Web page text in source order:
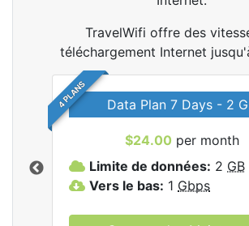
TravelWifi offre des
téléchargement Internet
4 PLANS Data Plan 7 Days - 2
$24.00 per month
Limite de données: 2 GB
Vers le bas: 1 Gbps